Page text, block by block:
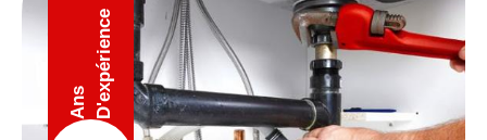
Ans D'expérience